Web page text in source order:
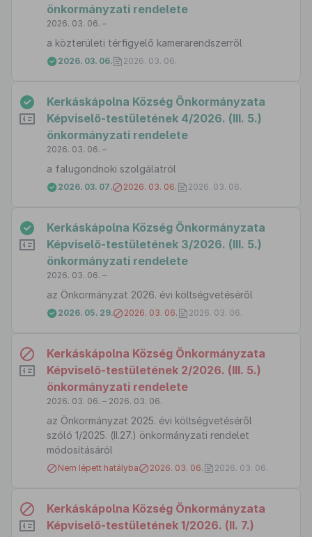
önkormányzati rendelete
2026. 03. 06. –
a közterületi térfigyelő kamerarendszerről
2026. 03. 06. 2026. 03. 06.
Kerkáskápolna Község Önkormányzata
Képviselő-testületének 4/2026. (III. 5.)
önkormányzati rendelete
2026. 03. 06. –
a falugondnoki szolgálatról
2026. 03. 07. 2026. 03. 06. 2026. 03. 06.
Kerkáskápolna Község Önkormányzata
Képviselő-testületének 3/2026. (III. 5.)
önkormányzati rendelete
2026. 03. 06. –
az Önkormányzat 2026. évi költségvetéséről
2026. 05. 29. 2026. 03. 06. 2026. 03. 06.
Kerkáskápolna Község Önkormányzata
Képviselő-testületének 2/2026. (III. 5.)
önkormányzati rendelete
2026. 03. 06. – 2026. 03. 06.
az Önkormányzat 2025. évi költségvetéséről
szóló 1/2025. (II.27.) önkormányzati rendelet
módosításáról
Nem lépett hatályba 2026. 03. 06. 2026. 03. 06.
Kerkáskápolna Község Önkormányzata
Képviselő-testületének 1/2026. (II. 7.)